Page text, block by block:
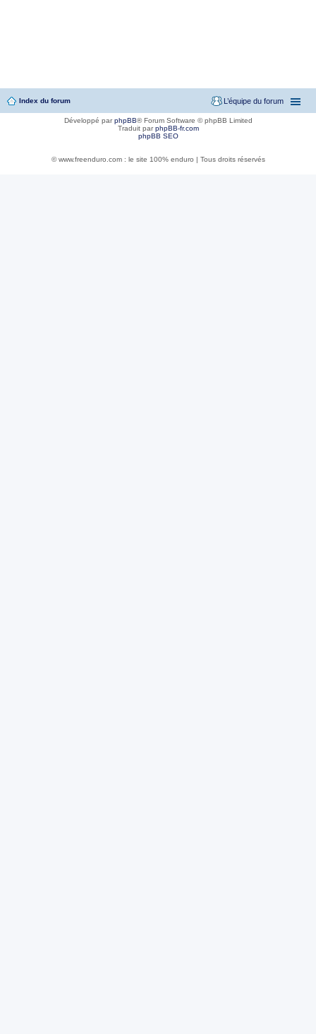
Index du forum L’équipe du forum
Développé parphpBB® Forum Software © phpBB Limited
Traduit parphpBB-fr.com
phpBB SEO
© www.freenduro.com : le site 100% enduro | Tous droits réservés